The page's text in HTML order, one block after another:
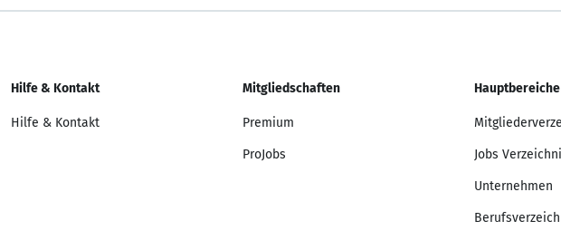
Hilfe & Kontakt
Hilfe & Kontakt
Mitgliedschaften
Premium
ProJobs
Hauptbereiche
Jobs
Unternehmen